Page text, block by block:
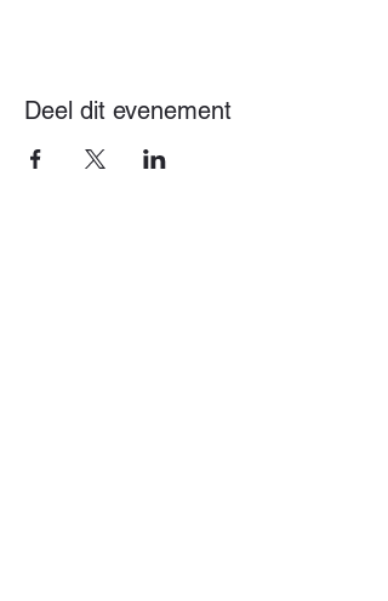
Deel dit evenement